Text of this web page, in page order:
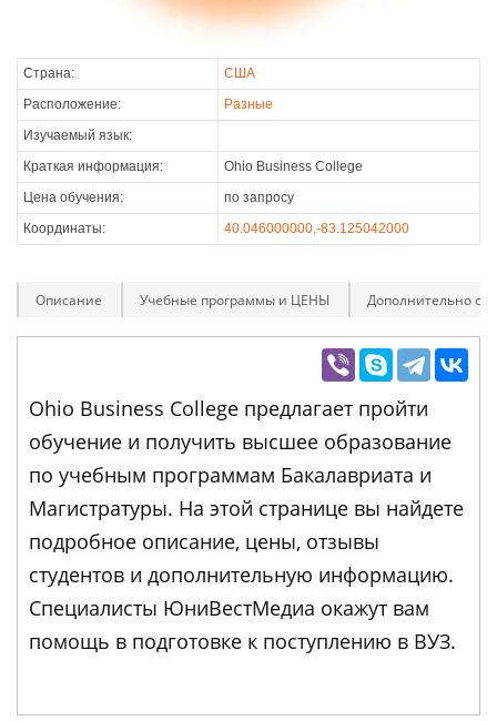
Страна:
США
Расположение:
Разные
Изучаемый язык:
Краткая информация:
Ohio Business College
Цена обучения:
по запросу
Координаты:
40.046000000,-83.125042000
Описание Учебные программы и ЦЕНЫ Дополнительно
Ohio Business College предлагает пройти
обучение и получить высшее образование
по учебным программам Бакалавриата и
Магистратуры. На этой странице вы найдете
подробное описание, цены, отзывы
студентов и дополнительную информацию.
Специалисты ЮниВестМедиа окажут вам
помощь в подготовке к поступлению в ВУЗ.